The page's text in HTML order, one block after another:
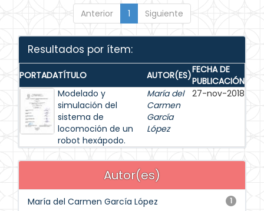
Anterior 1 Siguiente
Resultados por ítem:
PORTADATÍTULO AUTOR(ES)FECHA DE
PUBLICACIÓN
Modelado y
simulación del
sistema de
locomoción de un
robot hexápodo.
María del
Carmen
García
López
27-nov-2018
Autor(es)
1
María del Carmen García López